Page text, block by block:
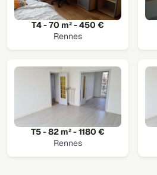
T4 - 70 m² - 450 €
Rennes
T5 - 82 m² - 1180 €
Rennes